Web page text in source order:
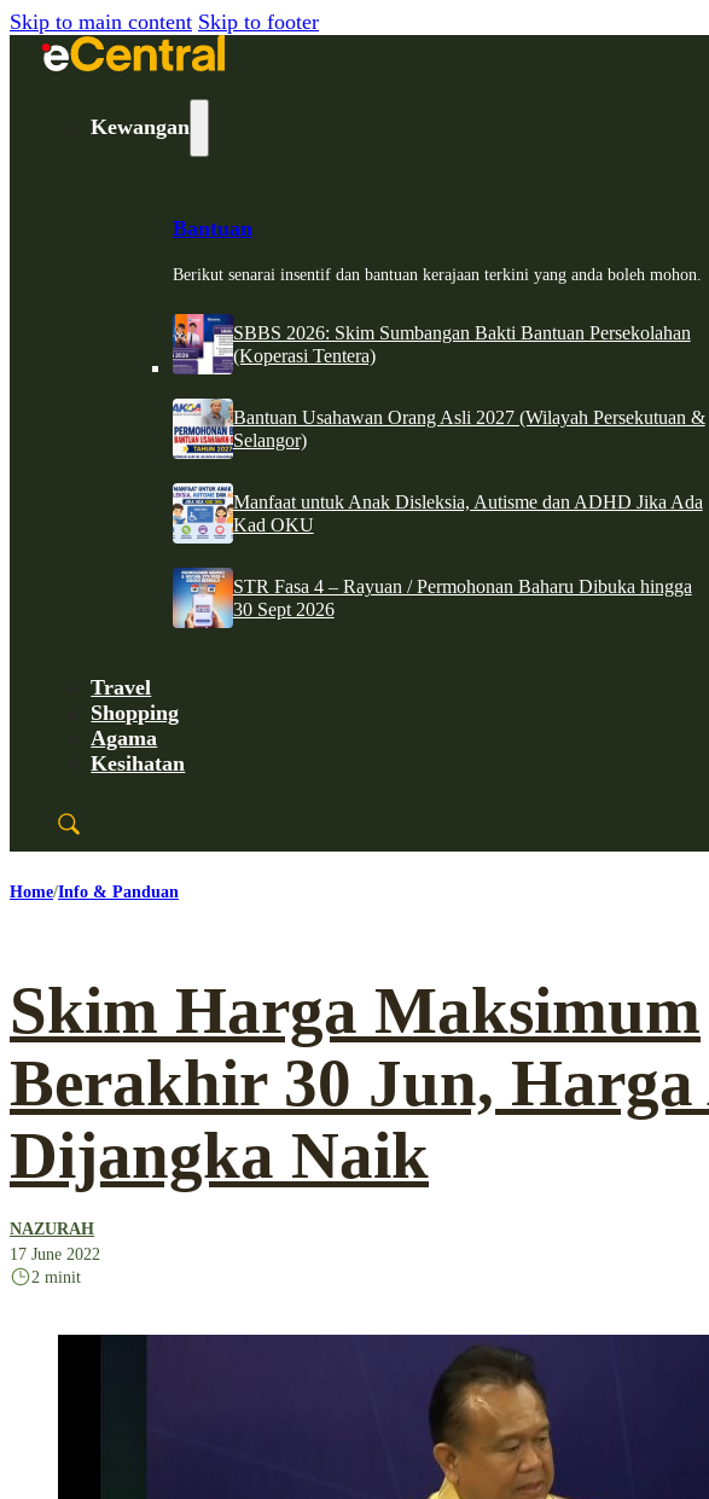
Skip to main content Skip to footer
Kewangan
Bantuan
Berikut senarai insentif dan bantuan kerajaan terkini yang anda boleh mohon.
SBBS 2026: Skim Sumbangan Bakti Bantuan Persekolahan
(Koperasi Tentera)
Bantuan Usahawan Orang Asli 2027 (Wilayah Persekutuan &
Selangor)
Manfaat untuk Anak Disleksia, Autisme dan ADHD Jika Ada
Kad OKU
STR Fasa 4 – Rayuan / Permohonan Baharu Dibuka hingga
30 Sept 2026
Travel
Shopping
Agama
Kesihatan
Home Info & Panduan
Skim Harga Maksimum
Berakhir 30 Jun, Harga
Dijangka Naik
NAZURAH
17 June 2022
2 minit